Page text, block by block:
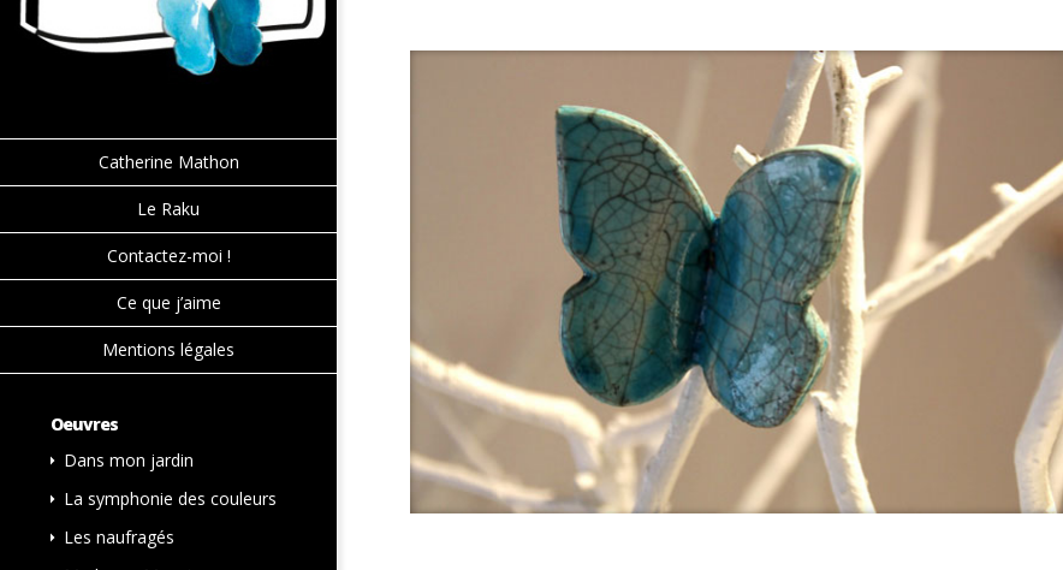
Catherine Mathon
Le Raku
Contactez-moi !
Ce que j’aime
Mentions légales
Oeuvres
Dans mon jardin
La symphonie des couleurs
Les naufragés